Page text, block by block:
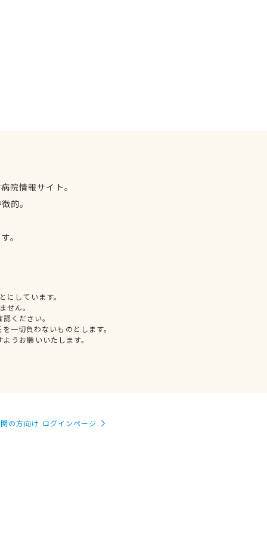
院情報サイト。
的。
。
しています。
せん。
ください。
一切負わないものとします。
うお願いいたします。
の方向け ログインページ